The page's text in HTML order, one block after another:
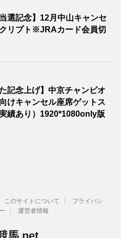
選記念】12月中山キャンセ
リプト※JRAカード会員切
記念上げ】中京チャンピオ
けキャンセル座席ゲットス
績あり）1920*1080only版
このサイトについて
プライバシ
運営者情報